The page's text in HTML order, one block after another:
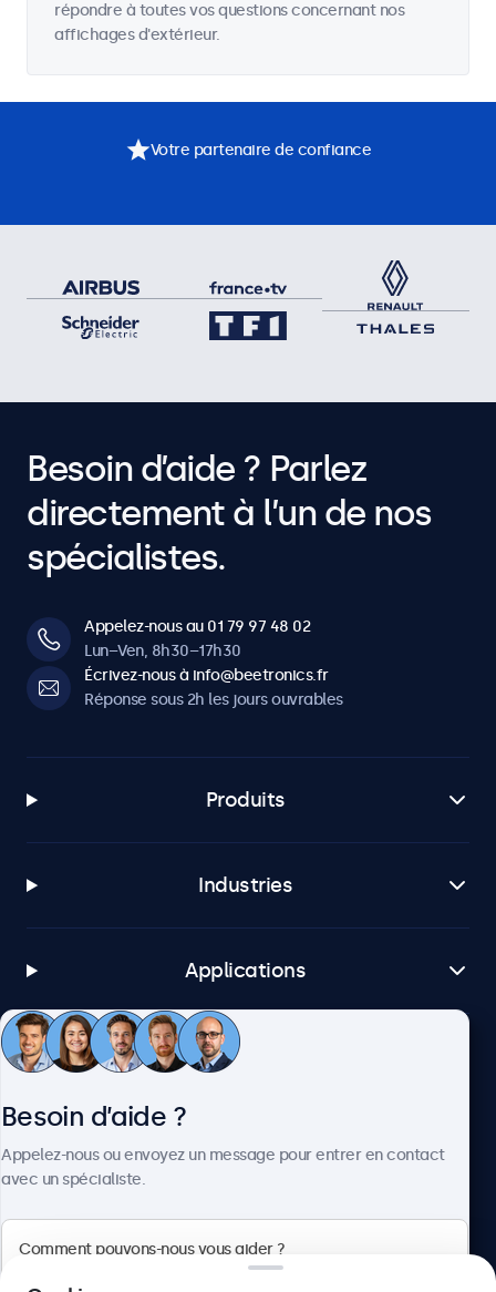
répondre à toutes vos questions concernant nos
affichages d'extérieur.
Votre partenaire de confiance
Besoin d’aide ? Parlez
directement à l’un de nos
spécialistes.
Appelez-nous au 01 79 97 48 02
Lun–Ven, 8h30–17h30
Écrivez-nous à info@beetronics.fr
Réponse sous 2h les jours ouvrables
Produits
Industries
Applications
Service client
Besoin d’aide ?
Appelez-nous ou envoyez un message pour entrer en contact
avec un spécialiste.